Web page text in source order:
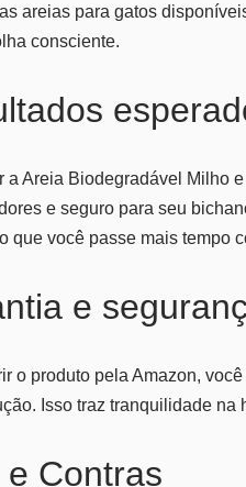
areias para gatos
consciente.
a Areia Biodegradável Milho
e seguro para seu
que você passe mais tempo
e
o produto pela Amazon,
Isso traz tranquilidade na
e Contras